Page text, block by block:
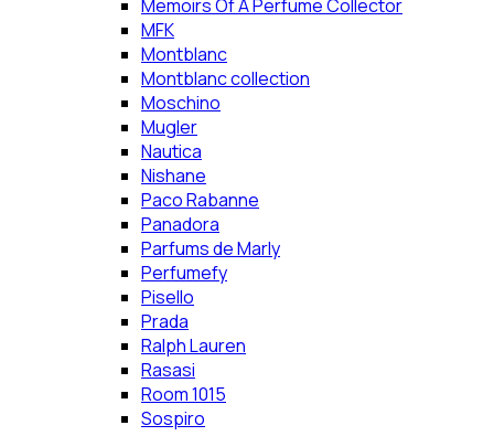
Memoirs Of A Perfume Collector
MFK
Montblanc
Montblanc collection
Moschino
Mugler
Nautica
Nishane
Paco Rabanne
Panadora
Parfums de Marly
Perfumefy
Pisello
Prada
Ralph Lauren
Rasasi
Room 1015
Sospiro